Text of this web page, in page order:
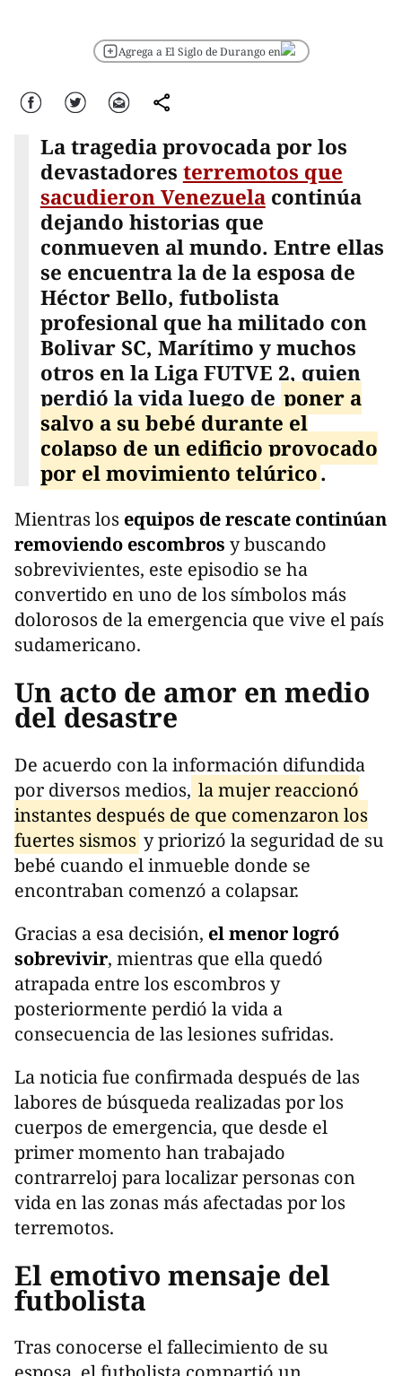
Agrega a El Siglo de Durango en
Facebook Twitter Correo comparte
La tragedia provocada por los
devastadores terremotos que
sacudieron Venezuelacontinúa
dejando historias que
conmueven al mundo. Entre ellas
se encuentra la de la esposa de
Héctor Bello, futbolista
profesional que ha militado con
Bolivar SC, Marítimo y muchos
otros en la Liga FUTVE 2, quien
perdió la vida luego de poner a
salvo a su bebé durante el
colapso de un edificio provocado
por el movimiento telúrico.
Mientras los equipos de rescate continúan
removiendo escombros y buscando
sobrevivientes, este episodio se ha
convertido en uno de los símbolos más
dolorosos de la emergencia que vive el país
sudamericano.
Un acto de amor en medio
del desastre
De acuerdo con la información difundida
por diversos medios, la mujer reaccionó
instantes después de que comenzaron los
fuertes sismos y priorizó la seguridad de su
bebé cuando el inmueble donde se
encontraban comenzó a colapsar.
Gracias a esa decisión, el menor logró
sobrevivir, mientras que ella quedó
atrapada entre los escombros y
posteriormente perdió la vida a
consecuencia de las lesiones sufridas.
La noticia fue confirmada después de las
labores de búsqueda realizadas por los
cuerpos de emergencia, que desde el
primer momento han trabajado
contrarreloj para localizar personas con
vida en las zonas más afectadas por los
terremotos.
El emotivo mensaje del
futbolista
Tras conocerse el fallecimiento de su